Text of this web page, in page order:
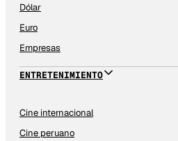
Dólar
Euro
Empresas
ENTRETENIMIENTO
Cine internacional
Cine peruano